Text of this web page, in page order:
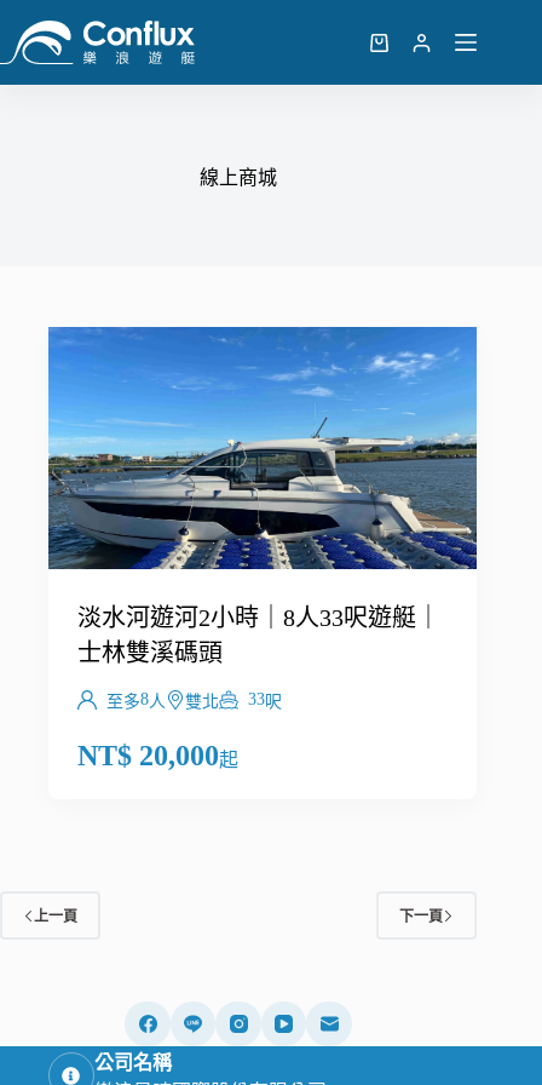
至
購
物
線上商城
淡水河遊河2小時｜8人33呎遊艇｜
士林雙溪碼頭
至多8人 雙北 33呎
NT$ 20,000起
上一頁 下一頁
公司名稱